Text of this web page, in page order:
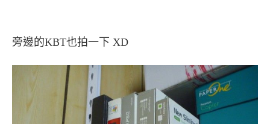
旁邊的KBT也拍一下 XD